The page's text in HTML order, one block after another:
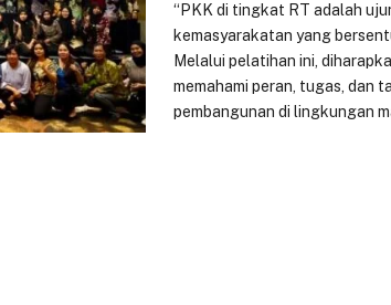
“PKK di tingkat RT adalah
kemasyarakatan yang
Melalui pelatihan ini,
memahami peran, tugas, dan
pembangunan di lingkungan